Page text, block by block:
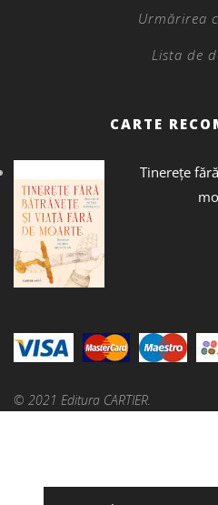
Urmărirea
Lista de
CARTE
Tinerețe
© 2021 Editura CARTIER.